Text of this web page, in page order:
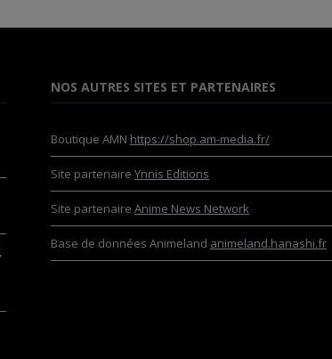
NOS AUTRES SITES ET PARTENAIRES
Boutique AMN https://shop.am-media.fr/
Site partenaire Ynnis Editions
Site partenaire Anime News Network
Base de données Animeland animeland.hanashi.fr